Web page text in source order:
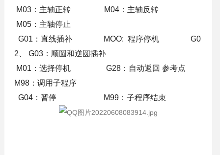
M03：主轴正转 M04：主轴反转
M05：主轴停止
G01：直线插补 MOO: 程序停机 G0
2、 G03：顺圆和逆圆插补
M01：选择停机 G28：自动返回 参考点
M98：调用子程序
G04：暂停 M99：子程序结束